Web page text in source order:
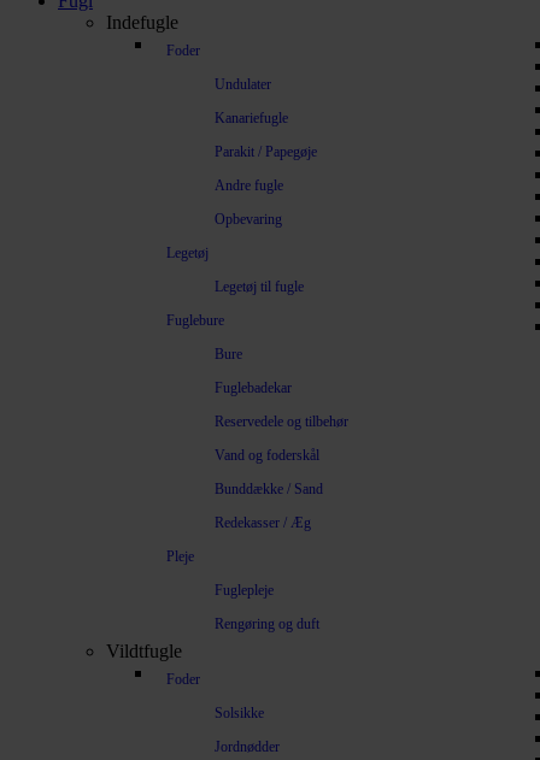
Indefugle
Foder
Undulater
Kanariefugle
Parakit / Papegøje
Andre fugle
Opbevaring
Legetøj
Legetøj til fugle
Fuglebure
Bure
Fuglebadekar
Reservedele og tilbehør
Vand og foderskål
Bunddække / Sand
Redekasser / Æg
Pleje
Fuglepleje
Rengøring og duft
Vildtfugle
Foder
Solsikke
Jordnødder